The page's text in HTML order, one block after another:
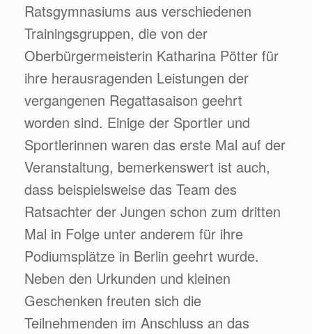
Ratsgymnasiums aus verschiedenen
Trainingsgruppen, die von der
Oberbürgermeisterin Katharina Pötter für
ihre herausragenden Leistungen der
vergangenen Regattasaison geehrt
worden sind. Einige der Sportler und
Sportlerinnen waren das erste Mal auf der
Veranstaltung, bemerkenswert ist auch,
dass beispielsweise das Team des
Ratsachter der Jungen schon zum dritten
Mal in Folge unter anderem für ihre
Podiumsplätze in Berlin geehrt wurde.
Neben den Urkunden und kleinen
Geschenken freuten sich die
Teilnehmenden im Anschluss an das